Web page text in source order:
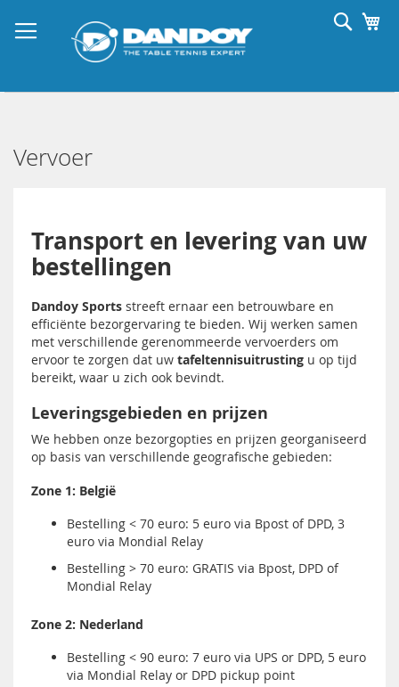
naar
de
Vervoer
Transport en levering van uw
bestellingen
Dandoy Sports streeft ernaar een betrouwbare en
efficiënte bezorgervaring te bieden. Wij werken samen
met verschillende gerenommeerde vervoerders om
ervoor te zorgen dat uw tafeltennisuitrusting u op tijd
bereikt, waar u zich ook bevindt.
Leveringsgebieden en prijzen
We hebben onze bezorgopties en prijzen georganiseerd
op basis van verschillende geografische gebieden:
Zone 1: België
Bestelling < 70 euro: 5 euro via Bpost of DPD, 3
euro via Mondial Relay
Bestelling > 70 euro: GRATIS via Bpost, DPD of
Mondial Relay
Zone 2: Nederland
Bestelling < 90 euro: 7 euro via UPS or DPD, 5 euro
via Mondial Relay or DPD pickup point